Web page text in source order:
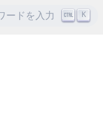
ードを入力 K